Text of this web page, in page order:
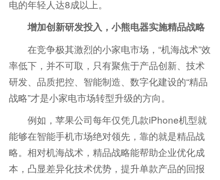
电的年轻人达8成以上。
增加创新研发投入，小熊电器实施精品战略
在竞争极其激烈的小家电市场，“机海战术”效
率低下，并不可取，只有聚焦于产品创新、技术
研发、品质把控、智能制造、数字化建设的“精品
战略”才是小家电市场转型升级的方向。
例如，苹果公司每年仅凭几款iPhone机型就
能够在智能手机市场绝对领先，靠的就是精品战
略。相对机海战术，精品战略能帮助企业优化成
本，凸显差异化技术优势，提升单款产品的回报